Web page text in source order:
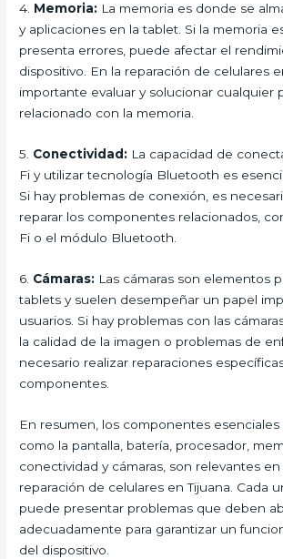
4. Memoria: La memoria es donde se
y aplicaciones en la tablet. Si la memoria
presenta errores, puede afectar el
dispositivo. En la reparación de celulares
importante evaluar y solucionar cualquier
relacionado con la memoria.
5. Conectividad: La capacidad de
Fi y utilizar tecnología Bluetooth es
Si hay problemas de conexión, es
reparar los componentes relacionados,
Fi o el módulo Bluetooth.
6. Cámaras: Las cámaras son elementos
tablets y suelen desempeñar un papel
usuarios. Si hay problemas con las
la calidad de la imagen o problemas de
necesario realizar reparaciones
componentes.
En resumen, los componentes esenciales
como la pantalla, batería, procesador,
conectividad y cámaras, son relevantes
reparación de celulares en Tijuana. Cada
puede presentar problemas que deben
adecuadamente para garantizar un
del dispositivo.